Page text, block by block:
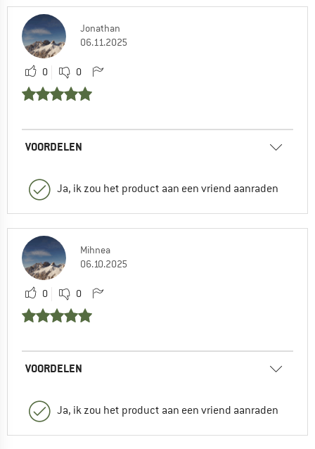
Jonathan
06.11.2025
0 0
VOORDELEN
Ja, ik zou het product aan een vriend aanraden
Mihnea
06.10.2025
0 0
VOORDELEN
Ja, ik zou het product aan een vriend aanraden